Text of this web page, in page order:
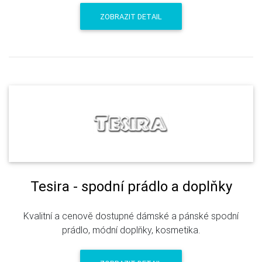
ZOBRAZIT DETAIL
Tesira - spodní prádlo a doplňky
Kvalitní a cenově dostupné dámské a pánské spodní
prádlo, módní doplňky, kosmetika.